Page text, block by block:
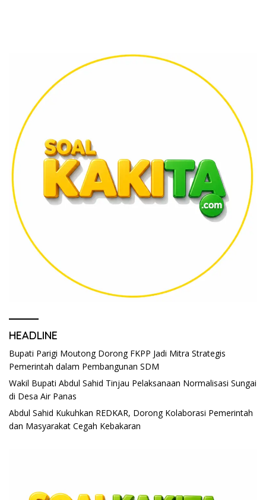
HEADLINE
Bupati Parigi Moutong Dorong FKPP Jadi Mitra Strategis
Pemerintah dalam Pembangunan SDM
Wakil Bupati Abdul Sahid Tinjau Pelaksanaan Normalisasi Sungai
di Desa Air Panas
Abdul Sahid Kukuhkan REDKAR, Dorong Kolaborasi Pemerintah
dan Masyarakat Cegah Kebakaran